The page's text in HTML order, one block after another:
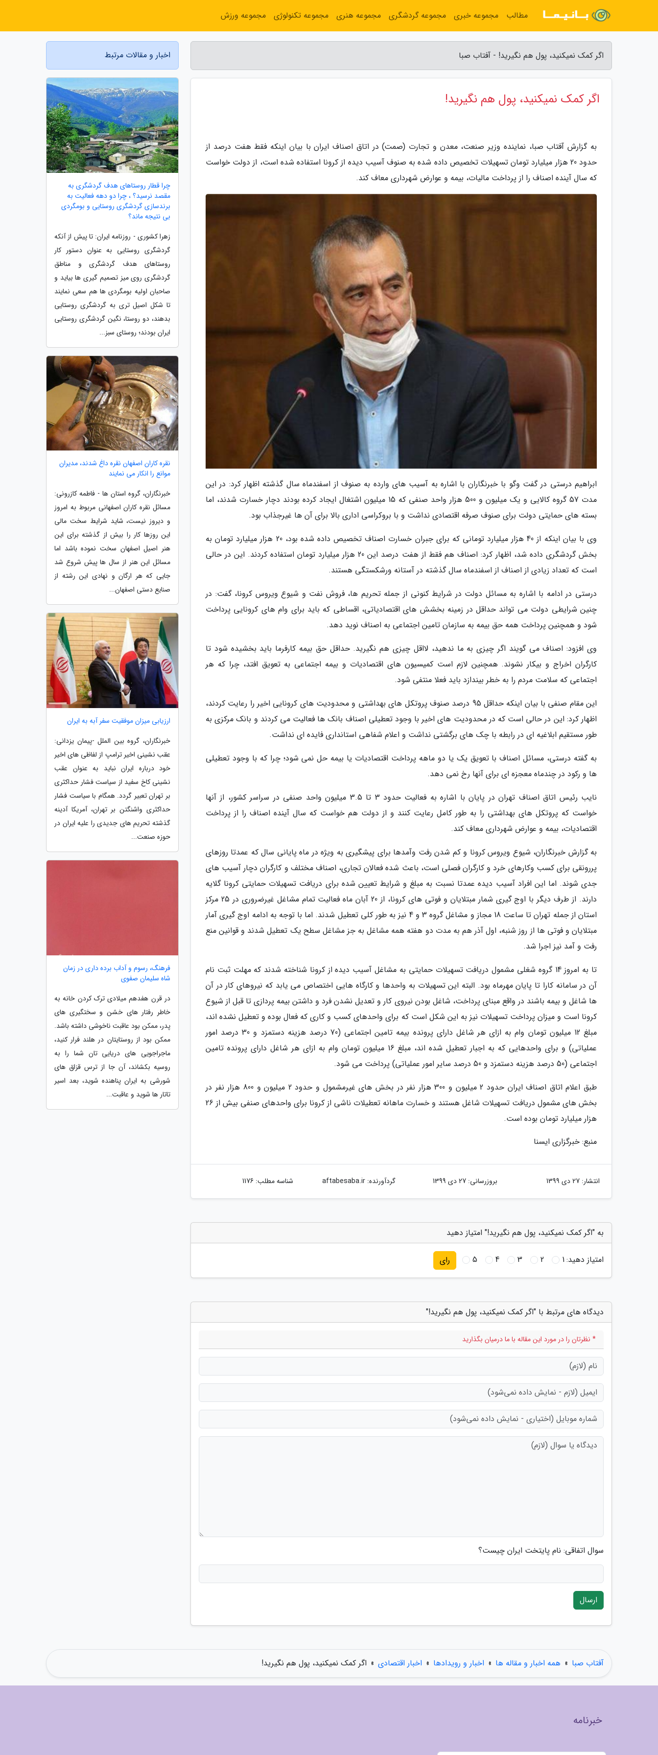
اگر کمک نمیکنید، پول هم نگیرید! - آفتاب صبا
اگر کمک نمیکنید، پول هم نگیرید!
به گزارش آفتاب صبا، نماینده وزیر صنعت، معدن و تجارت (صمت) در اتاق اصناف ایران با بیان اینکه فقط هفت درصد از
حدود 20 هزار میلیارد تومان تسهیلات تخصیص داده شده به صنوف آسیب دیده از کرونا استفاده شده است، از دولت خواست
که سال آینده اصناف را از پرداخت مالیات، بیمه و عوارض شهرداری معاف کند.
ابراهیم درستی در گفت وگو با خبرنگاران با اشاره به آسیب های وارده به صنوف از اسفندماه سال گذشته اظهار کرد: در این
مدت 57 گروه کالایی و یک میلیون و 500 هزار واحد صنفی که 15 میلیون اشتغال ایجاد کرده بودند دچار خسارت شدند، اما
بسته های حمایتی دولت برای صنوف صرفه اقتصادی نداشت و با بروکراسی اداری بالا برای آن ها غیرجذاب بود.
وی با بیان اینکه از 40 هزار میلیارد تومانی که برای جبران خسارت اصناف تخصیص داده شده بود، 20 هزار میلیارد تومان به
بخش گردشگری داده شد، اظهار کرد: اصناف هم فقط از هفت درصد این 20 هزار میلیارد تومان استفاده کردند. این در حالی
است که تعداد زیادی از اصناف از اسفندماه سال گذشته در آستانه ورشکستگی هستند.
درستی در ادامه با اشاره به مسائل دولت در شرایط کنونی از جمله تحریم ها، فروش نفت و شیوع ویروس کرونا، گفت: در
چنین شرایطی دولت می تواند حداقل در زمینه بخشش های اقتصادیاتی، اقساطی که باید برای وام های کرونایی پرداخت
شود و همچنین پرداخت همه حق بیمه به سازمان تامین اجتماعی به اصناف نوید دهد.
وی افزود: اصناف می گویند اگر چیزی به ما ندهید، لااقل چیزی هم نگیرید. حداقل حق بیمه کارفرما باید بخشیده شود تا
کارگران اخراج و بیکار نشوند. همچنین لازم است کمیسیون های اقتصادیات و بیمه اجتماعی به تعویق افتد، چرا که هر
اجتماعی که سلامت مردم را به خطر بیندازد باید فعلا منتفی شود.
این مقام صنفی با بیان اینکه حداقل 95 درصد صنوف پروتکل های بهداشتی و محدودیت های کرونایی اخیر را رعایت کردند،
اظهار کرد: این در حالی است که در محدودیت های اخیر با وجود تعطیلی اصناف بانک ها فعالیت می کردند و بانک مرکزی به
طور مستقیم ابلاغیه ای در رابطه با چک های برگشتی نداشت و اعلام شفاهی استانداری فایده ای نداشت.
به گفته درستی، مسائل اصناف با تعویق یک یا دو ماهه پرداخت اقتصادیات یا بیمه حل نمی شود؛ چرا که با وجود تعطیلی
ها و رکود در چندماه معجزه ای برای آنها رخ نمی دهد.
نایب رئیس اتاق اصناف تهران در پایان با اشاره به فعالیت حدود 3 تا 3.5 میلیون واحد صنفی در سراسر کشور، از آنها
خواست که پروتکل های بهداشتی را به طور کامل رعایت کنند و از دولت هم خواست که سال آینده اصناف را از پرداخت
اقتصادیات، بیمه و عوارض شهرداری معاف کند.
به گزارش خبرنگاران، شیوع ویروس کرونا و کم شدن رفت وآمدها برای پیشگیری به ویژه در ماه پایانی سال که عمدتا روزهای
پررونقی برای کسب وکارهای خرد و کارگران فصلی است، باعث شده فعالان تجاری، اصناف مختلف و کارگران دچار آسیب های
جدی شوند. اما این افراد آسیب دیده عمدتا نسبت به مبلغ و شرایط تعیین شده برای دریافت تسهیلات حمایتی کرونا گلایه
دارند. از طرف دیگر با اوج گیری شمار مبتلایان و فوتی های کرونا، از 20 آبان ماه فعالیت تمام مشاغل غیرضروری در 25 مرکز
استان از جمله تهران تا ساعت 18 مجاز و مشاغل گروه 3 و 4 نیز به طور کلی تعطیل شدند. اما با توجه به ادامه اوج گیری آمار
مبتلایان و فوتی ها از روز شنبه، اول آذر هم به مدت دو هفته همه مشاغل به جز مشاغل سطح یک تعطیل شدند و قوانین منع
رفت و آمد نیز اجرا شد.
تا به امروز 14 گروه شغلی مشمول دریافت تسهیلات حمایتی به مشاغل آسیب دیده از کرونا شناخته شدند که مهلت ثبت نام
آن در سامانه کارا تا پایان مهرماه بود. البته این تسهیلات به واحدها و کارگاه هایی اختصاص می یابد که نیروهای کار در آن
ها شاغل و بیمه باشند در واقع مبنای پرداخت، شاغل بودن نیروی کار و تعدیل نشدن فرد و داشتن بیمه پردازی تا قبل از شیوع
کرونا است و میزان پرداخت تسهیلات نیز به این شکل است که برای واحدهای کسب و کاری که فعال بوده و تعطیل نشده اند،
مبلغ 12 میلیون تومان وام به ازای هر شاغل دارای پرونده بیمه تامین اجتماعی (70 درصد هزینه دستمزد و 30 درصد امور
عملیاتی) و برای واحدهایی که به اجبار تعطیل شده اند، مبلغ 16 میلیون تومان وام به ازای هر شاغل دارای پرونده تامین
اجتماعی (50 درصد هزینه دستمزد و 50 درصد سایر امور عملیاتی) پرداخت می شود.
طبق اعلام اتاق اصناف ایران حدود 2 میلیون و 300 هزار نفر در بخش های غیرمشمول و حدود 2 میلیون و 800 هزار نفر در
بخش های مشمول دریافت تسهیلات شاغل هستند و خسارت ماهانه تعطیلات ناشی از کرونا برای واحدهای صنفی بیش از 26
هزار میلیارد تومان بوده است.
منبع: خبرگزاری ایسنا
انتشار: 27 دی 1399 بروزرسانی: 27 دی 1399 گردآورنده:aftabesaba.ir شناسه مطلب: 1176
به "اگر کمک نمیکنید، پول هم نگیرید!" امتیاز دهید
امتیاز دهید:1
2
3
4
5 رای
دیدگاه های مرتبط با "اگر کمک نمیکنید، پول هم نگیرید!"
* نظرتان را در مورد این مقاله با ما درمیان بگذارید
سوال اتفاقی: نام پایتخت ایران چیست؟
ارسال
اخبار و مقالات مرتبط
چرا قطار روستاهای هدف گردشگری به
مقصد نرسید؟ ، چرا دو دهه فعالیت به
برندسازی گردشگری روستایی و بومگردی
بی نتیجه ماند؟
زهرا کشوری - روزنامه ایران: تا پیش از آنکه
گردشگری روستایی به عنوان دستور کار
روستاهای هدف گردشگری و مناطق
گردشگری روی میز تصمیم گیری ها بیاید و
صاحبان اولیه بومگردی ها هم سعی نمایند
تا شکل اصیل تری به گردشگری روستایی
بدهند، دو روستا، نگین گردشگری روستایی
ایران بودند؛ روستای سبز...
نقره کاران اصفهان نقره داغ شدند، مدیران
موانع را انکار می نمایند
خبرنگاران، گروه استان ها - فاطمه کازرونی:
مسائل نقره کاران اصفهانی مربوط به امروز
و دیروز نیست، شاید شرایط سخت مالی
این روزها کار را بیش از گذشته برای این
هنر اصیل اصفهان سخت نموده باشد اما
مسائل این هنر از سال ها پیش شروع شد
جایی که هر ارگان و نهادی این رشته از
صنایع دستی اصفهان...
ارزیابی میزان موفقیت سفر آبه به ایران
خبرنگاران، گروه بین الملل -پیمان یزدانی:
عقب نشینی اخیر ترامپ از لفاظی های اخیر
خود درباره ایران نباید به عنوان عقب
نشینی کاخ سفید از سیاست فشار حداکثری
بر تهران تعبیر گردد. همگام با سیاست فشار
حداکثری واشنگتن بر تهران، آمریکا آدینه
گذشته تحریم های جدیدی را علیه ایران در
حوزه صنعت...
فرهنگ، رسوم و آداب برده داری در زمان
شاه سلیمان صفوی
در قرن هفدهم میلادی ترک کردن خانه به
خاطر رفتار های خشن و سختگیری های
پدر، ممکن بود عاقبت ناخوشی داشته باشد.
ممکن بود از روستایتان در هلند فرار کنید،
ماجراجویی های دریایی تان شما را به
روسیه بکشاند، آن جا از ترس قزاق های
شورشی به ایران پناهنده شوید، بعد اسیر
تاتار ها شوید و عاقبت...
آفتاب صبا » همه اخبار و مقاله ها » اخبار و رویدادها » اخبار اقتصادی » اگر کمک نمیکنید، پول هم نگیرید!
مطالب مجموعه خبری مجموعه گردشگری مجموعه هنری مجموعه تکنولوژی مجموعه ورزش
خبرنامه